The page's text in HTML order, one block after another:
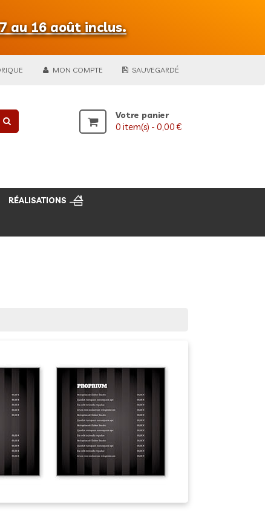
au 16 août inclus.
MON COMPTE SAUVEGARDÉ
Votre panier
0 item(s) - 0,00 €
RÉALISATIONS